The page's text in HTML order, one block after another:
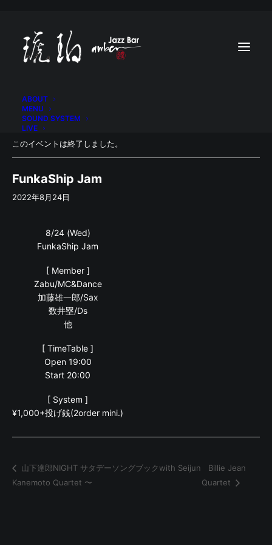
ABOUT
MENU
SOUND SYSTEM
LIVE
このイベントは終了しました。
FunkaShip Jam
2022年8月24日
8/24 (Wed)
FunkaShip Jam
[ Member ]
Zabu/MC&Dance
加藤雄一郎/Sax
数井塁/Ds
他
[ TimeTable ]
Open 19:00
Start 20:00
[ System ]
¥1,000+投げ銭(2order mini.)
山下達郎NIGHT サタデーソングブックwith Seijun
Kanemoto Quartet 〜
Billie Jean
Quartet